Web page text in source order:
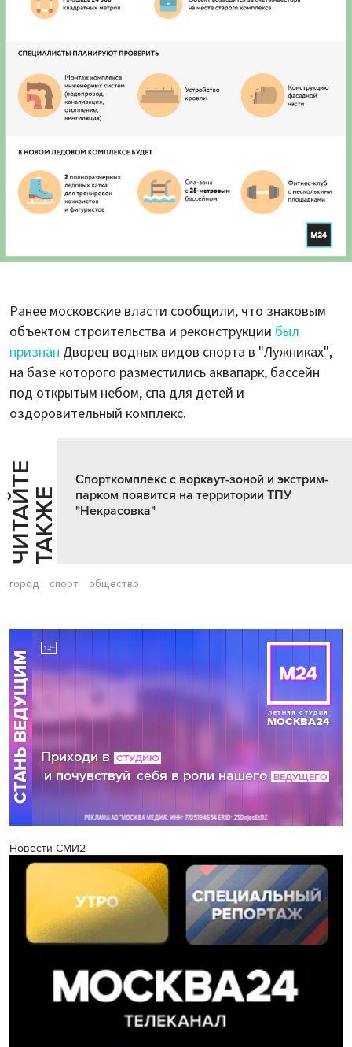
Ранее московские власти сообщили, что знаковым
объектом строительства и реконструкции был
признан Дворец водных видов спорта в "Лужниках",
на базе которого разместились аквапарк, бассейн
под открытым небом, спа для детей и
оздоровительный комплекс.
Ч
И
Т
АЙ
Т
Е
Т
А
К
ЖЕ
Спорткомплекс с воркаут-зоной и экстрим-
парком появится на территории ТПУ
"Некрасовка"
город спорт общество
Новости СМИ2